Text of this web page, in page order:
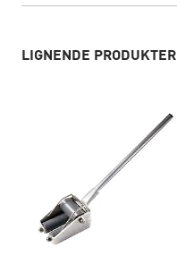
LIGNENDE PRODUKTER